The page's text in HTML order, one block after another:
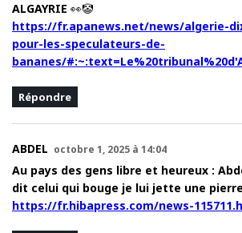
ALGAYRIE 👀🤡
https://fr.apanews.net/news/algerie-
pour-les-speculateurs-de-
bananes/
Répondre
ABDEL octobre 1, 2025 à 14:04
Au pays des gens libre et heureux :
dit celui qui bouge je lui jette une
https://fr.hibapress.com/news-